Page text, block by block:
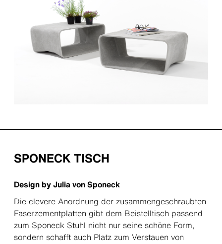
SPONECK TISCH
Design by Julia von Sponeck
Die clevere Anordnung der zusammengeschraubten
Faserzementplatten gibt dem Beistelltisch passend
zum Sponeck Stuhl nicht nur seine schöne Form,
sondern schafft auch Platz zum Verstauen von